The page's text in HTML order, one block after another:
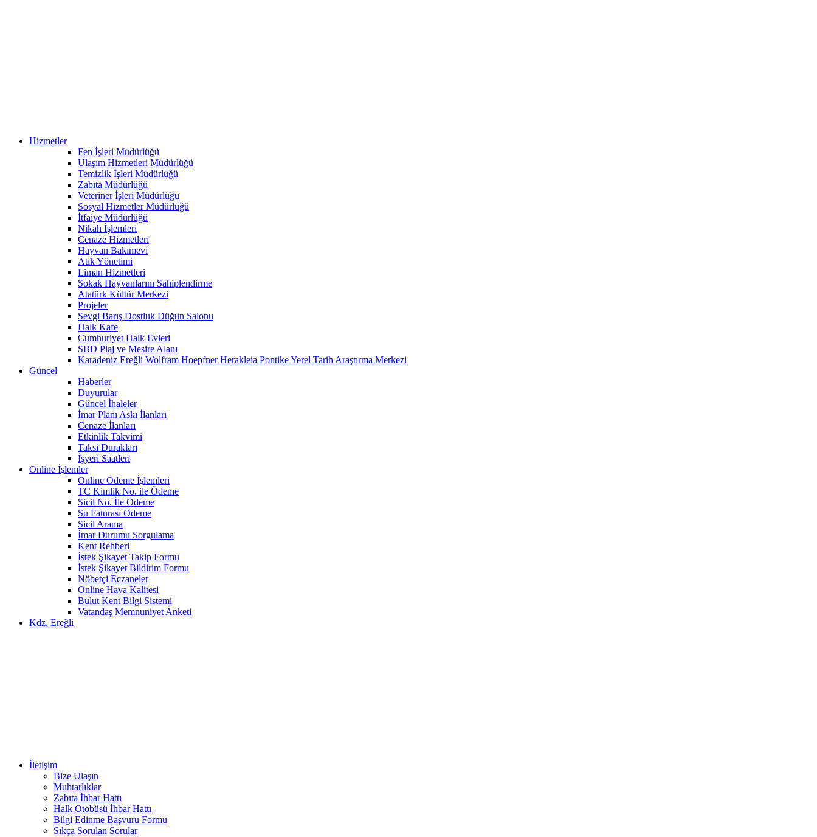
Hizmetler
Fen İşleri Müdürlüğü
Ulaşım Hizmetleri Müdürlüğü
Temizlik İşleri Müdürlüğü
Zabıta Müdürlüğü
Veteriner İşleri Müdürlüğü
Sosyal Hizmetler Müdürlüğü
İtfaiye Müdürlüğü
Nikah İşlemleri
Cenaze Hizmetleri
Hayvan Bakımevi
Atık Yönetimi
Liman Hizmetleri
Sokak Hayvanlarını Sahiplendirme
Atatürk Kültür Merkezi
Projeler
Sevgi Barış Dostluk Düğün Salonu
Halk Kafe
Cumhuriyet Halk Evleri
SBD Plaj ve Mesire Alanı
Karadeniz Ereğli Wolfram Hoepfner Herakleia Pontike Yerel Tarih Araştırma Merkezi
Güncel
Haberler
Duyurular
Güncel İhaleler
İmar Planı Askı İlanları
Cenaze İlanları
Etkinlik Takvimi
Taksi Durakları
İşyeri Saatleri
Online İşlemler
Online Ödeme İşlemleri
TC Kimlik No. ile Ödeme
Sicil No. İle Ödeme
Su Faturası Ödeme
Sicil Arama
İmar Durumu Sorgulama
Kent Rehberi
İstek Şikayet Takip Formu
İstek Şikayet Bildirim Formu
Nöbetçi Eczaneler
Online Hava Kalitesi
Bulut Kent Bilgi Sistemi
Vatandaş Memnuniyet Anketi
Kdz. Ereğli
İletişim
Bize Ulaşın
Muhtarlıklar
Zabıta İhbar Hattı
Halk Otobüsü İhbar Hattı
Bilgi Edinme Başvuru Formu
Sıkça Sorulan Sorular